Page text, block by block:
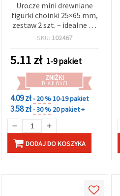
Urocze mini drewniane
figurki choinki 25×65 mm,
zestaw 2 szt. – idealne do
świątecznych dekoracji,
projektów DIY
SKU: 102467
5.11zł 1-9 pakiet
ZNIŻKI
DLA ILOŚCI
4.09 zł- 20 %10-19 pakiet
3.58 zł- 30 % 20 pakiet +
DODAJ DO KOSZYKA